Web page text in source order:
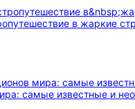
в жаркие
самые известные и